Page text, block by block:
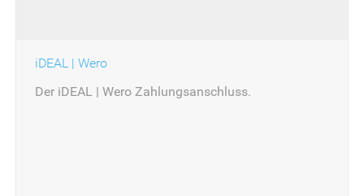
iDEAL | Wero
Der iDEAL | Wero Zahlungsanschluss.